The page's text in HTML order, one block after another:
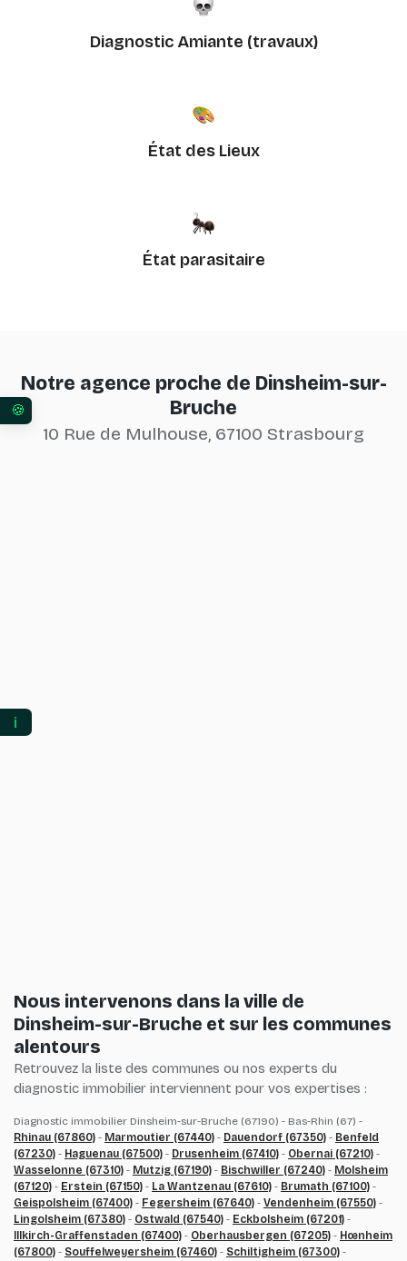
Diagnostic Amiante (travaux)
État des Lieux
État parasitaire
Notre agence proche de Dinsheim-sur-
Bruche
10 Rue de Mulhouse, 67100 Strasbourg
Nous intervenons dans la ville de
Dinsheim-sur-Bruche et sur les communes
alentours
Retrouvez la liste des communes ou nos experts du
diagnostic immobilier interviennent pour vos expertises :
Diagnostic immobilier Dinsheim-sur-Bruche (67190) - Bas-Rhin (67) -
Rhinau (67860) - Marmoutier (67440) - Dauendorf (67350) - Benfeld
(67230) - Haguenau (67500) - Drusenheim (67410) - Obernai (67210) -
Wasselonne (67310) - Mutzig (67190) - Bischwiller (67240) - Molsheim
(67120) - Erstein (67150) - La Wantzenau (67610) - Brumath (67100) -
Geispolsheim (67400) - Fegersheim (67640) - Vendenheim (67550) -
Lingolsheim (67380) - Ostwald (67540) - Eckbolsheim (67201) -
Illkirch-Graffenstaden (67400) - Oberhausbergen (67205) - Hœnheim
(67800) - Souffelweyersheim (67460) - Schiltigheim (67300) -
ℹ️